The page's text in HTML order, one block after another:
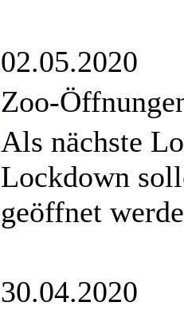
02.05.2020
Zoo-
Als nächste
Lockdown
geöffnet
30.04.2020